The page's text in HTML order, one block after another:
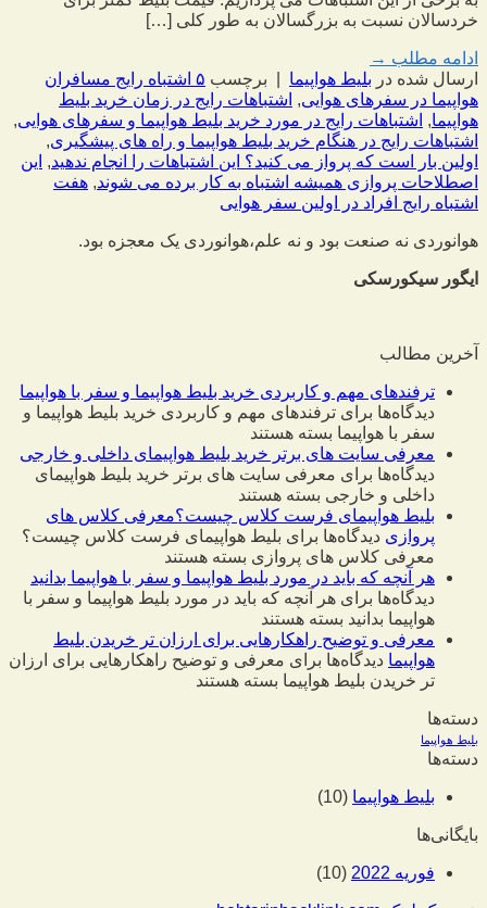
خردسالان نسبت به بزرگسالان به طور کلی […]
ادامه مطلب →
ارسال شده در بلیط هواپیما برچسب
۵ اشتباه رایج مسافران
هواپیما در سفرهای هوایی, اشتباهات رایج در زمان خرید بلیط
هواپیما, اشتباهات رایج در مورد خرید بلیط هواپیما و سفرهای هوایی,
اشتباهات رایج در هنگام خرید بلیط هواپیما و راه های پیشگیری,
اولین بار است که پرواز می کنید؟ این اشتباهات را انجام ندهید, این
اصطلاحات پروازی همیشه اشتباه به کار برده می شوند, هفت
اشتباه رایج افراد در اولین سفر هوایی
هوانوردی نه صنعت بود و نه علم،هوانوردی یک معجزه بود.
ایگور سیکورسکی
آخرین مطالب
ترفندهای مهم و کاربردی خرید بلیط هواپیما و سفر با هواپیما
دیدگاه‌ها برای ترفندهای مهم و کاربردی خرید بلیط هواپیما و
سفر با هواپیما بسته هستند
معرفی سایت های برتر خرید بلیط هواپیمای داخلی و خارجی
دیدگاه‌ها برای معرفی سایت های برتر خرید بلیط هواپیمای
داخلی و خارجی بسته هستند
بلیط هواپیمای فرست کلاس چیست؟معرفی کلاس های
پروازی دیدگاه‌ها برای بلیط هواپیمای فرست کلاس چیست؟
معرفی کلاس های پروازی بسته هستند
هر آنچه که باید در مورد بلیط هواپیما و سفر با هواپیما بدانید
دیدگاه‌ها برای هر آنچه که باید در مورد بلیط هواپیما و سفر با
هواپیما بدانید بسته هستند
معرفی و توضیح راهکارهایی برای ارزان تر خریدن بلیط
هواپیما دیدگاه‌ها برای معرفی و توضیح راهکارهایی برای ارزان
تر خریدن بلیط هواپیما بسته هستند
دسته‌ها
بلیط هواپیما
دسته‌ها
بلیط هواپیما (10)
بایگانی‌ها
فوریه 2022 (10)